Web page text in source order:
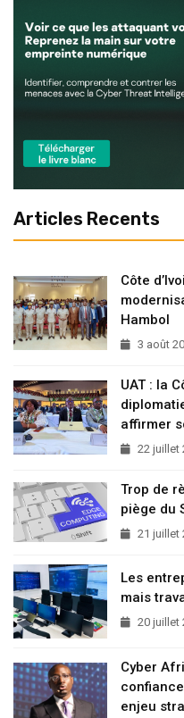
Articles Recents
Côte
Hambol
3 août
UAT : la
affirmer
22 juillet
Trop de
piège du
21 juillet
Les
mais
20 juillet
Cyber
enjeu